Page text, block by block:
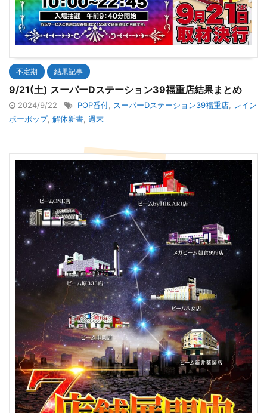
不定期 結果記事
9/21(土) スーパーDステーション39福重店結果まとめ
2024/9/22 POP番付 スーパーDステーション39福重店
レイン
ボーポップ, 解体新書 週末